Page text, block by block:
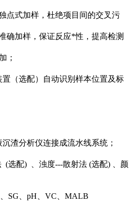
点式加样，杜绝项目间的交叉污
确加样，保证反应*性，提高检测
；
（选配）自动识别样本位置及标
渣分析仪连接成流水线系统；
(选配) 浊度---散射法 (选配)
颜
SG、pH、VC、MALB